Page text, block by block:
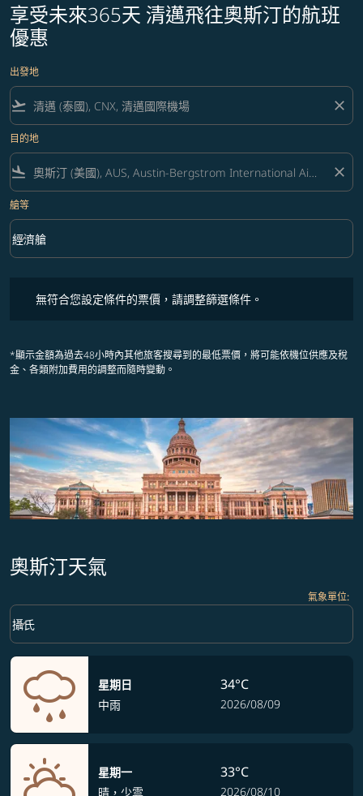
享受未來365天 清邁飛往奧斯汀的航班
優惠
出發地
flight_takeoff close
目的地
flight_land close
艙等
艙等 option 經濟艙 Selected
經濟艙
keyboard_arrow_down
無符合您設定條件的票價，請調整篩選條件。
*顯示金額為過去48小時內其他旅客搜尋到的最低票價，將可能依機位供應及稅
金、各類附加費用的調整而隨時變動。
奧斯汀天氣
氣象單位:
Weather unit option 攝氏 Selected
攝氏
keyboard_arrow_down
星期日
中雨
34°C
2026/08/09
星期一
晴，少雲
33°C
2026/08/10